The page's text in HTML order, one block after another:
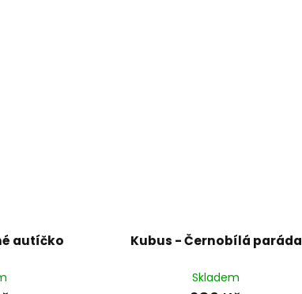
autíčko Kubus - Černobílá paráda
Skladem